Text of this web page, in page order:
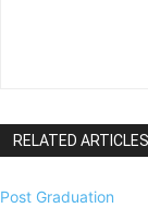
RELATED ARTICLES
Post Graduation